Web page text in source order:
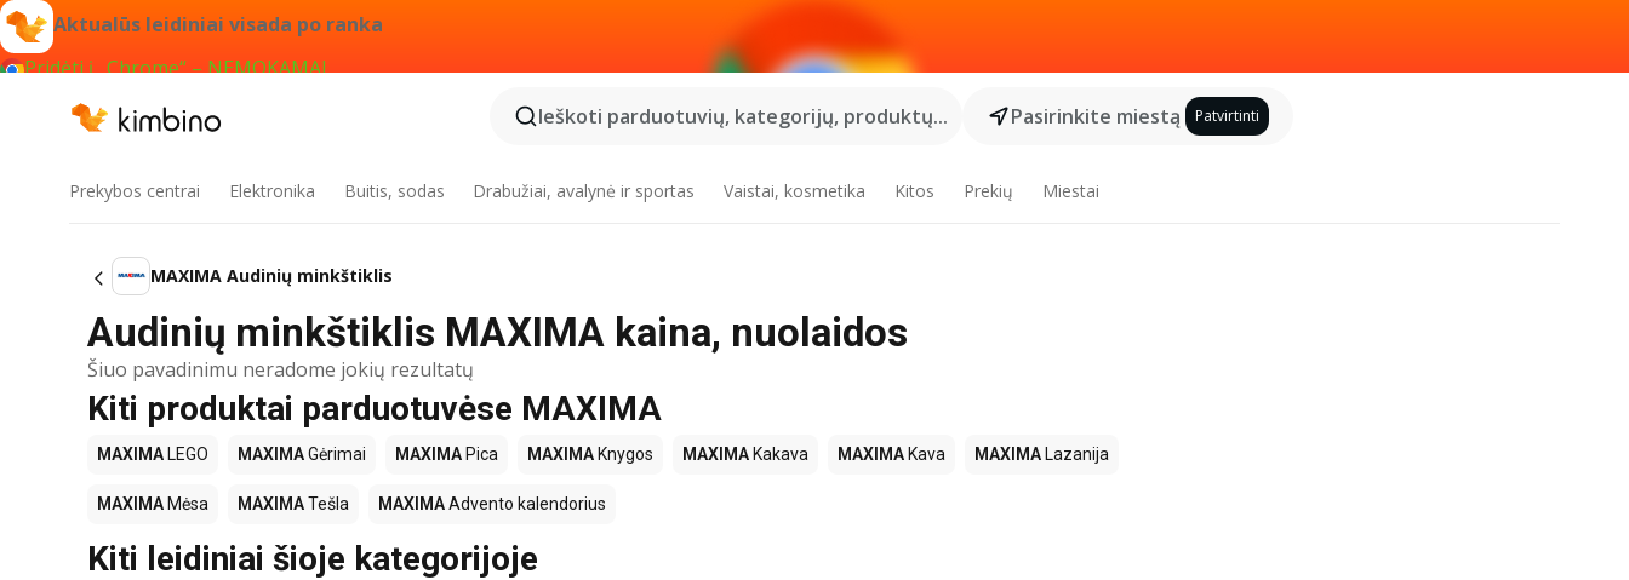
Aktualūs leidiniai visada po ranka
Pridėti į „Chrome“ – NEMOKAMAI
Ieškoti parduotuvių, kategorijų, produktų...
Pasirinkite miestą Patvirtinti
Prekybos centrai Elektronika Buitis, sodas Drabužiai, avalynė ir sportas Vaistai, kosmetika Kitos Prekių Miestai
MAXIMA Audinių minkštiklis
Audinių minkštiklis MAXIMA kaina, nuolaidos
Šiuo pavadinimu neradome jokių rezultatų
Kiti produktai parduotuvėse MAXIMA
MAXIMA LEGO MAXIMAGėrimai MAXIMA Pica MAXIMA Knygos MAXIMA Kakava MAXIMA Kava MAXIMA Lazanija
MAXIMA Mėsa MAXIMATešla MAXIMAAdvento kalendorius
Kiti leidiniai šioje kategorijoje